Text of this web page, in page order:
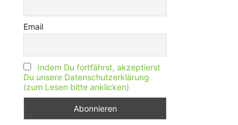
Email
Indem Du fortfährst, akzeptierst
Du unsere Datenschutzerklärung
(zum Lesen bitte anklicken)